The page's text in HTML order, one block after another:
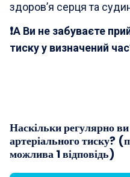
здоров’я серця та
❗А Ви не забуваєте
тиску у визначений
Наскільки регулярно
артеріального тиску?
можлива 1 відповідь)